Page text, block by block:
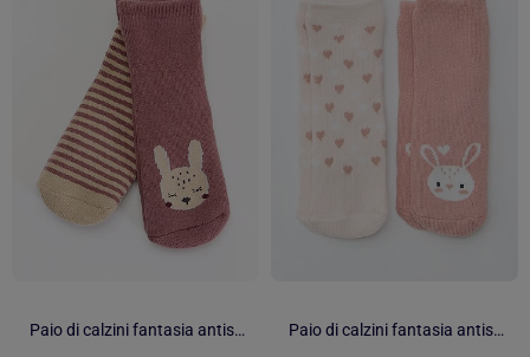
Paio di calzini fantasia antiscivolo
Paio di calzini fantasia antiscivolo